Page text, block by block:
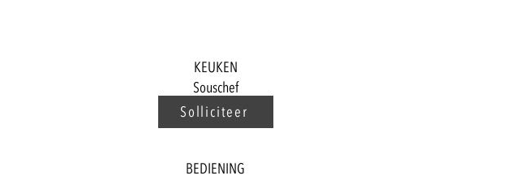
KEUKEN
Souschef
BEDIENING
Solliciteer